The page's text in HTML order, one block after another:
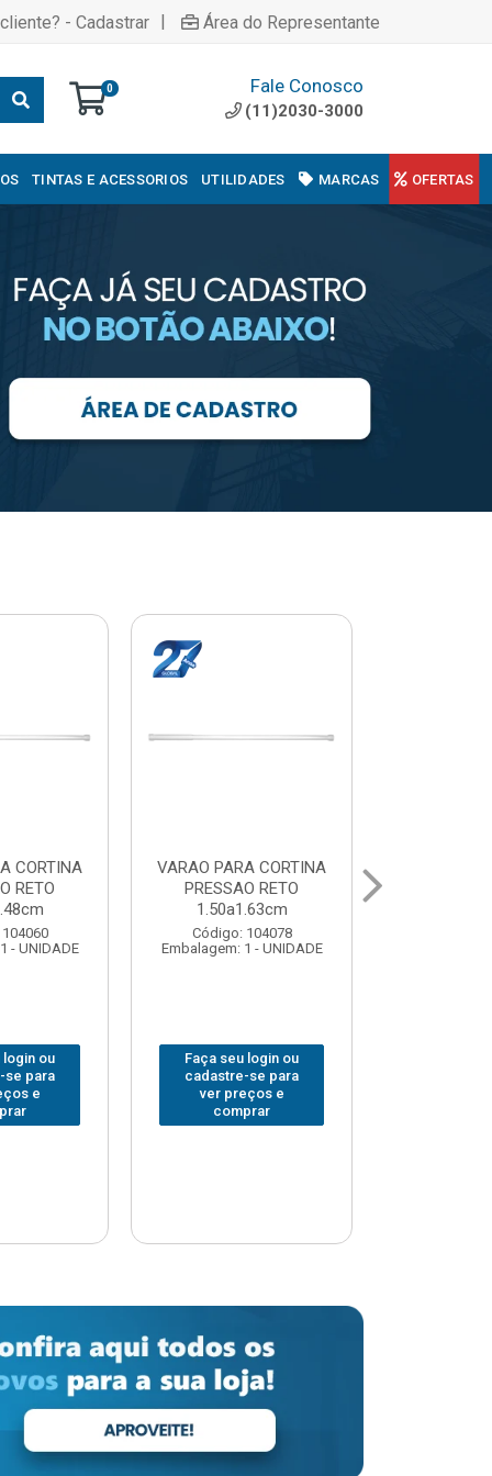
- Cadastrar | Área do Representante
0 Fale Conosco
(11)2030-3000
TINTAS E ACESSORIOS UTILIDADES MARCAS OFERTAS
CORTINA
RETO
- UNIDADE
login ou
se para
e
VARAL PARA TETO
MAXEB ACO 1.40m
Código: 104086
Embalagem: 1 - UNIDADE
Faça seu login ou
cadastre-se para
ver preços e
comprar